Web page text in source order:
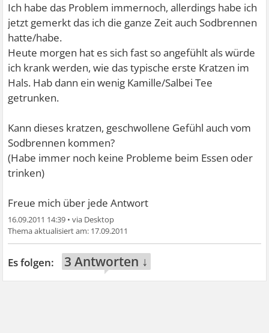
Ich habe das Problem immernoch, allerdings habe ich
jetzt gemerkt das ich die ganze Zeit auch Sodbrennen
hatte/habe.
Heute morgen hat es sich fast so angefühlt als würde
ich krank werden, wie das typische erste Kratzen im
Hals. Hab dann ein wenig Kamille/Salbei Tee
getrunken.
Kann dieses kratzen, geschwollene Gefühl auch vom
Sodbrennen kommen?
(Habe immer noch keine Probleme beim Essen oder
trinken)
Freue mich über jede Antwort
16.09.2011 14:39 •
17.09.2011
3 Antworten ↓